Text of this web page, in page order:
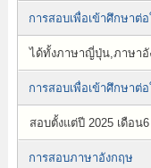
การสอบเพื่อเข้าศึกษา
ได้ทั้งภาษาญี่ปุ่น,ภาษาอั
การสอบเพื่อเข้าศึกษาต่
สอบตั้งแต่ปี 2025 เดือน6
การสอบภาษาอังกฤษ